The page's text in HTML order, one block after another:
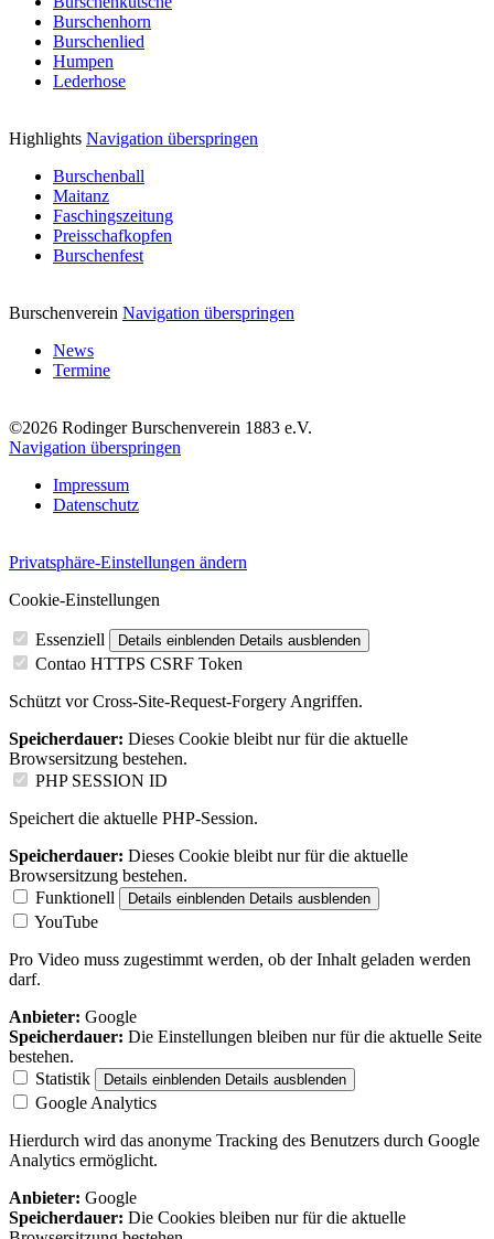
Burschenhorn
Burschenlied
Humpen
Lederhose
Highlights Navigation überspringen
Burschenball
Maitanz
Faschingszeitung
Preisschafkopfen
Burschenfest
Burschenverein Navigation überspringen
News
Termine
©2026 Rodinger Burschenverein 1883 e.V.
Navigation überspringen
Impressum
Datenschutz
Privatsphäre-Einstellungen ändern
Cookie-Einstellungen
Essenziell Details einblenden Details ausblenden
Contao HTTPS CSRF Token
Schützt vor Cross-Site-Request-Forgery Angriffen.
Speicherdauer: Dieses Cookie bleibt nur für die aktuelle
Browsersitzung bestehen.
PHP SESSION ID
Speichert die aktuelle PHP-Session.
Speicherdauer: Dieses Cookie bleibt nur für die aktuelle
Browsersitzung bestehen.
Funktionell
Details einblenden Details ausblenden
YouTube
Pro Video muss zugestimmt werden, ob der Inhalt geladen werden
darf.
Anbieter: Google
Speicherdauer: Die Einstellungen bleiben nur für die aktuelle Seite
bestehen.
Statistik
Details einblenden Details ausblenden
Google Analytics
Hierdurch wird das anonyme Tracking des Benutzers durch Google
Analytics ermöglicht.
Anbieter: Google
Speicherdauer: Die Cookies bleiben nur für die aktuelle